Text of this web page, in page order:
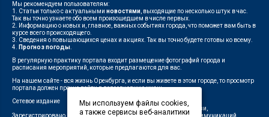
Мы рекомендуем пользователям:
1. Статьи только с актуальными новостями, выходящие по несколько штук в час.
Так вы точно узнаете обо всем произошедшем в числе первых.
2. Информацию о новых и, главное, важных событиях города, что поможет вам быть в
курсе всего происходящего.
3. Сведения о повышающихся ценах и акциях. Так вы точно будете готовы ко всему.
4. Прогноз погоды.
В регулярную практику портала входит размещение фотографий города и
расписания мероприятий, которые предлагаются для вас.
На нашем сайте - вся жизнь Оренбурга, и если вы живете в этом городе, то просмотр
портала должен прочно войти в повседневную жизнь.
Сетевое издание
"1743"
Федеральной службой по надзору в сфере связи,
Мы используем файлы cookies,
а также сервисы веб-аналитики